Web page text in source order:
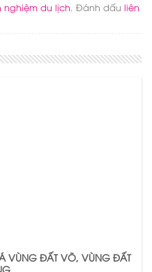
nghiệm du lịch. Đánh dấu liên
VÙNG ĐẤT VÕ, VÙNG ĐẤT